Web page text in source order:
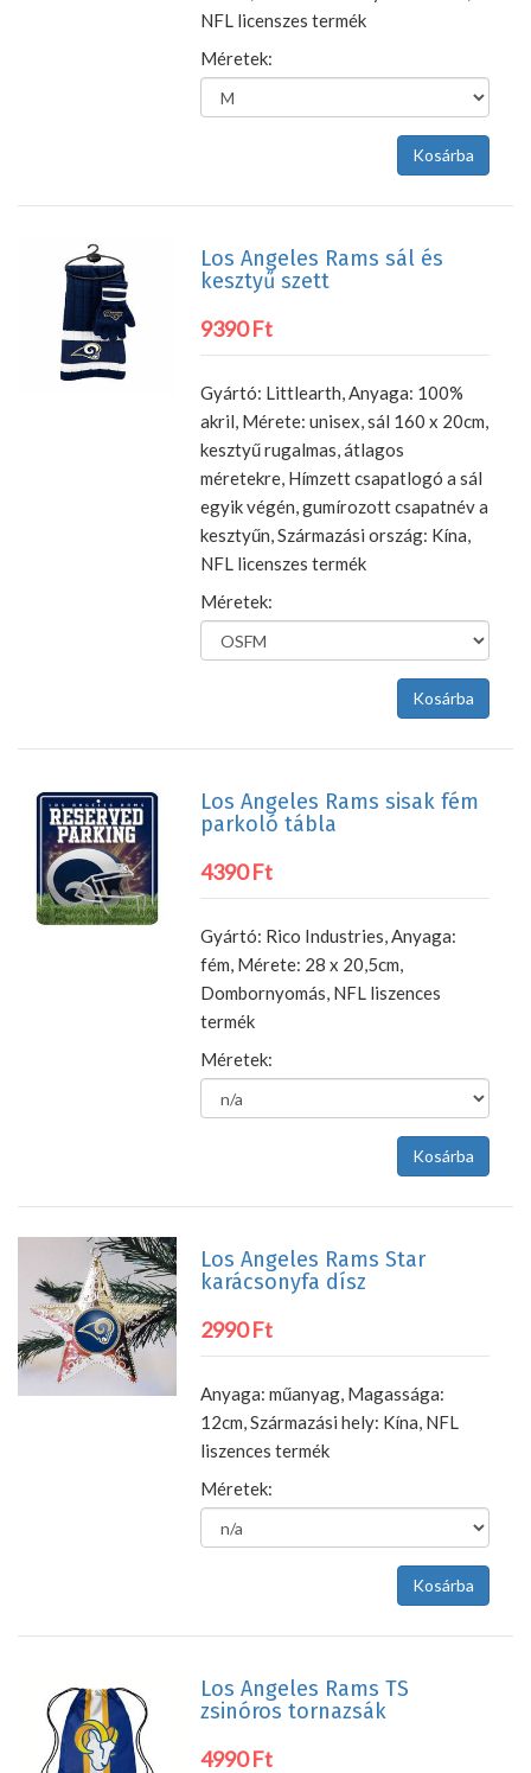
NFL licenszes termék
Méretek:
Los Angeles Rams sál és
kesztyű szett
9390 Ft
Gyártó: Littlearth, Anyaga: 100%
akril, Mérete: unisex, sál 160 x 20cm,
kesztyű rugalmas, átlagos
méretekre, Hímzett csapatlogó a sál
egyik végén, gumírozott csapatnév a
kesztyűn, Származási ország: Kína,
NFL licenszes termék
Méretek:
Los Angeles Rams sisak fém
parkoló tábla
4390 Ft
Gyártó: Rico Industries, Anyaga:
fém, Mérete: 28 x 20,5cm,
Dombornyomás, NFL liszences
termék
Méretek:
Los Angeles Rams Star
karácsonyfa dísz
2990 Ft
Anyaga: műanyag, Magassága:
12cm, Származási hely: Kína, NFL
liszences termék
Méretek:
Los Angeles Rams TS
zsinóros tornazsák
4990 Ft